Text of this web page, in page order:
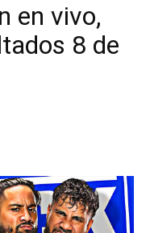
en vivo,
8 de